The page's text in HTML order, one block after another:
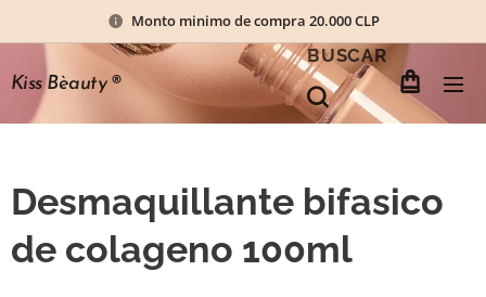
Monto minimo de compra 20.000 CLP
Kiss Bèauty®
BUSCAR
Desmaquillante bifasico
de colageno 100ml